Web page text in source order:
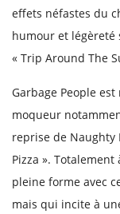
effets néfastes du
humour et légèreté
« Trip Around The
Garbage People
moqueur
reprise de Naughty
Pizza ».
pleine forme avec
mais qui incite à